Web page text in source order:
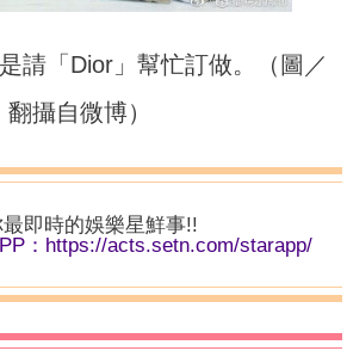
請「Dior」幫忙訂做。（圖／
翻攝自微博）
即時的娛樂星鮮事!!
： https://acts.setn.com/starapp/